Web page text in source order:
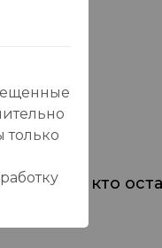
первым, кто
только